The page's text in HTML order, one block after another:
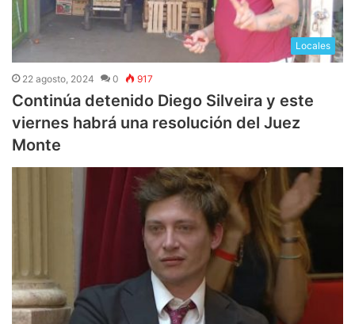
Locales
22 agosto, 2024 0 917
Continúa detenido Diego Silveira y este
viernes habrá una resolución del Juez
Monte